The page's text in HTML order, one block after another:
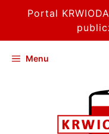
Portal
Menu